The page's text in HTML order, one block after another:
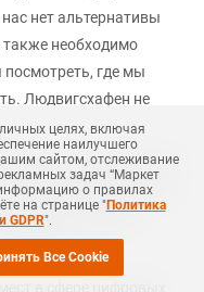
нет альтернативы
необходимо
где мы
Людвигсхафен не
снижение EBITDA
годовом исчислении до
компании
Камиет.
целях, включая
наилучшего
сайтом, отслеживание
задач “Маркет
о правилах
на странице "Политика
GDPR".
Все Cookie